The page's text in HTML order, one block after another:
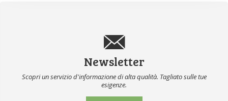
Newsletter
Scopri un servizio d'informazione di alta qualità. Tagliato sulle tue
esigenze.